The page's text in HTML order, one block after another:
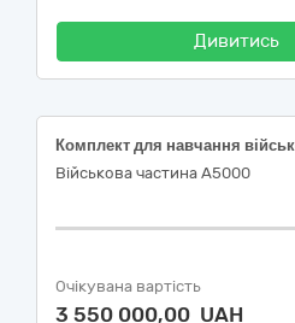
Дивитись
Військова частина А5000
Очікувана вартість
3 550 000,00 UAH